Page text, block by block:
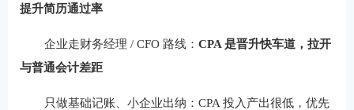
提升简历通过率
企业走财务经理 / CFO 路线： CPA 是晋升快车道，拉开
与普通会计差距
只做基础记账、小企业出纳：CPA 投入产出很低，优先